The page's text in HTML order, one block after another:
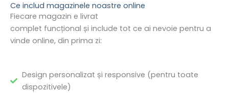
Ce includ magazinele noastre online
Fiecare magazin e livrat
complet funcțional și include tot ce ai nevoie pentru a
vinde online, din prima zi:
Design personalizat și responsive (pentru toate
dispozitivele)